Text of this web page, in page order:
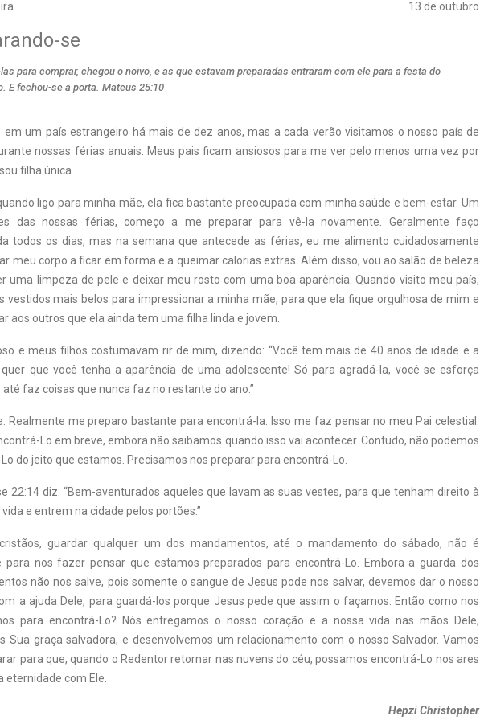
13 de outubro
se
para comprar, chegou o noivo, e as que estavam preparadas entraram com ele para a festa do
E fechou-se a porta. Mateus 25:10
em um país estrangeiro há mais de dez anos, mas a cada verão visitamos o nosso país de
nossas férias anuais. Meus pais ficam ansiosos para me ver pelo menos uma vez por
filha única.
ligo para minha mãe, ela fica bastante preocupada com minha saúde e bem-estar. Um
das nossas férias, começo a me preparar para vê-la novamente. Geralmente faço
todos os dias, mas na semana que antecede as férias, eu me alimento cuidadosamente
meu corpo a ficar em forma e a queimar calorias extras. Além disso, vou ao salão de beleza
uma limpeza de pele e deixar meu rosto com uma boa aparência. Quando visito meu país,
vestidos mais belos para impressionar a minha mãe, para que ela fique orgulhosa de mim e
aos outros que ela ainda tem uma filha linda e jovem.
e meus filhos costumavam rir de mim, dizendo: “Você tem mais de 40 anos de idade e a
que você tenha a aparência de uma adolescente! Só para agradá-la, você se esforça
faz coisas que nunca faz no restante do ano.”
Realmente me preparo bastante para encontrá-la. Isso me faz pensar no meu Pai celestial.
Lo em breve, embora não saibamos quando isso vai acontecer. Contudo, não podemos
do jeito que estamos. Precisamos nos preparar para encontrá-Lo.
22:14 diz: “Bem-aventurados aqueles que lavam as suas vestes, para que tenham direito à
e entrem na cidade pelos portões.”
guardar qualquer um dos mandamentos, até o mandamento do sábado, não é
para nos fazer pensar que estamos preparados para encontrá-Lo. Embora a guarda dos
não nos salve, pois somente o sangue de Jesus pode nos salvar, devemos dar o nosso
a ajuda Dele, para guardá-los porque Jesus pede que assim o façamos. Então como nos
para encontrá-Lo? Nós entregamos o nosso coração e a nossa vida nas mãos Dele,
Sua graça salvadora, e desenvolvemos um relacionamento com o nosso Salvador. Vamos
para que, quando o Redentor retornar nas nuvens do céu, possamos encontrá-Lo nos ares
eternidade com Ele.
Hepzi Christopher